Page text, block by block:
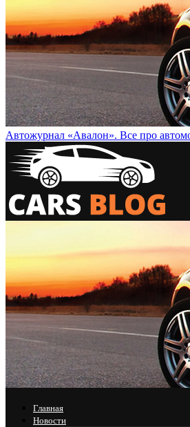
Автожурнал «Авалон». Все про
Главная
Новости